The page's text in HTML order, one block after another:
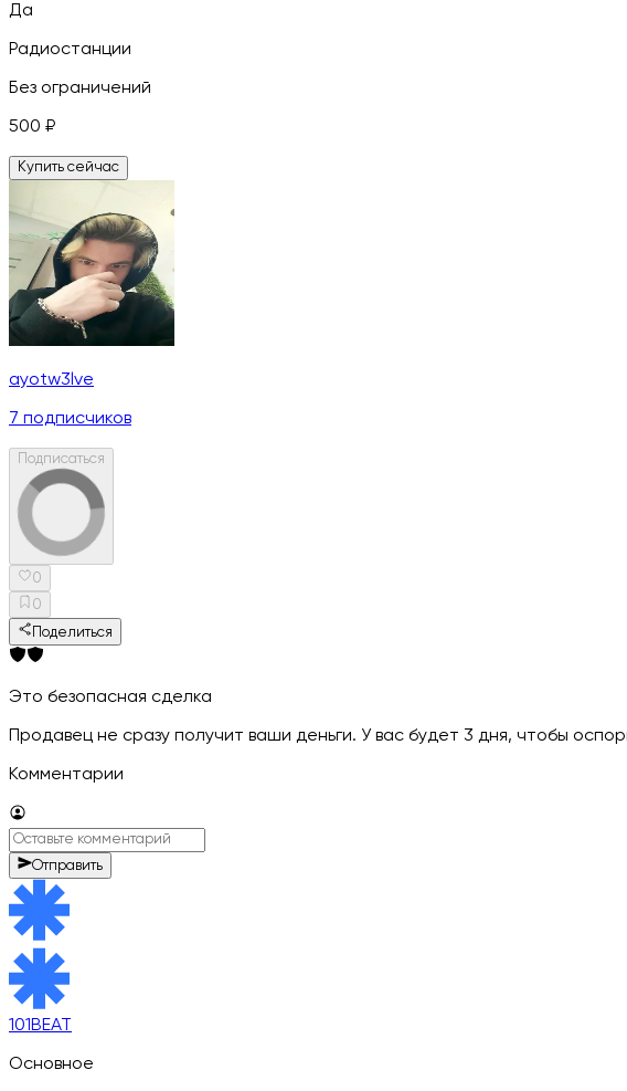
Да
Радиостанции
Без ограничений
500 ₽
Купить сейчас
ayotw3lve
7 подписчиков
Подписаться
0
0
Поделиться
Это безопасная сделка
Продавец не сразу получит ваши деньги. У вас будет 3 дня, чтобы
Комментарии
Отправить
101BEAT
Основное